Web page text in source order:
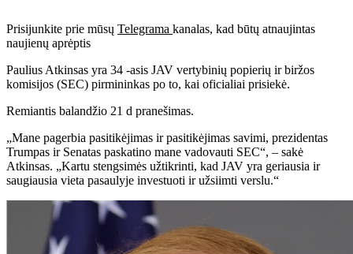
Prisijunkite prie mūsų Telegrama kanalas, kad būtų atnaujintas
naujienų aprėptis
Paulius Atkinsas yra 34 -asis JAV vertybinių popierių ir biržos
komisijos (SEC) pirmininkas po to, kai oficialiai prisiekė.
Remiantis balandžio 21 d pranešimas.
„Mane pagerbia pasitikėjimas ir pasitikėjimas savimi, prezidentas
Trumpas ir Senatas paskatino mane vadovauti SEC“, – sakė
Atkinsas. „Kartu stengsimės užtikrinti, kad JAV yra geriausia ir
saugiausia vieta pasaulyje investuoti ir užsiimti verslu.“